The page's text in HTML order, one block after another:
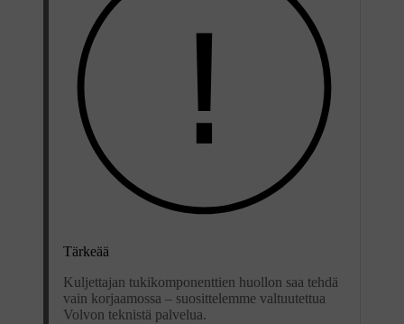
Tärkeää
Kuljettajan tukikomponenttien huollon saa tehdä
vain korjaamossa – suosittelemme valtuutettua
Volvon teknistä palvelua.